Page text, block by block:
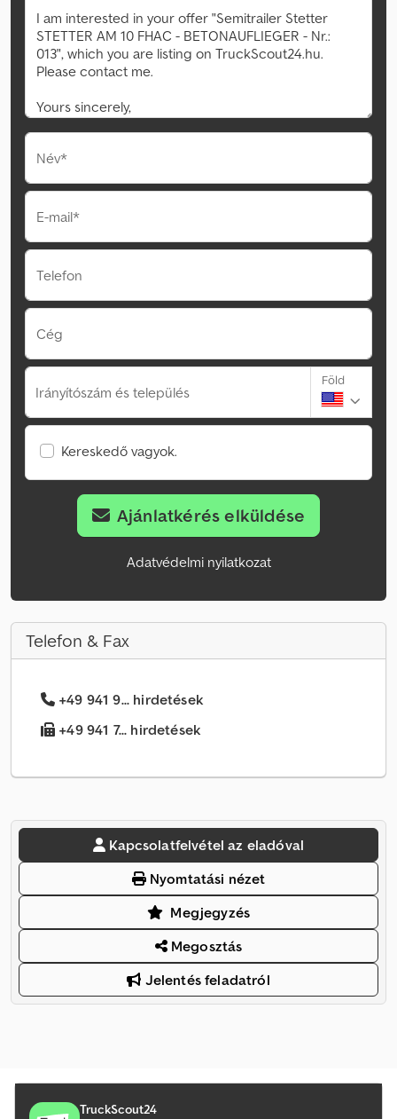
Név*
E-mail*
Telefon
Cég
Irányítószám és település
Föld
Kereskedő vagyok.
Ajánlatkérés elküldése
Adatvédelmi nyilatkozat
Telefon & Fax
+49 941 9... hirdetések
+49 941 7... hirdetések
Kapcsolatfelvétel az eladóval
Nyomtatási nézet
Megjegyzés
Megosztás
Jelentés feladatról
TruckScout24